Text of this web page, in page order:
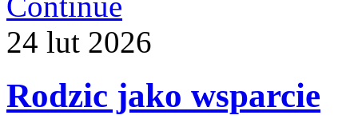
24 lut 2026
Rodzic jako wsparcie